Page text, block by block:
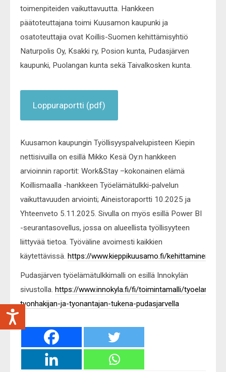
toimenpiteiden vaikuttavuutta. Hankkeen
päätoteuttajana toimi Kuusamon kaupunki ja
osatoteuttajia ovat Koillis-Suomen kehittämisyhtiö
Naturpolis Oy, Ksakki ry, Posion kunta, Pudasjärven
kaupunki, Puolangan kunta sekä Taivalkosken kunta.
Loppuraportti (pdf)
Kuusamon kaupungin Työllisyyspalvelupisteen Kiepin
nettisivuilla on esillä Mikko Kesä Oy:n hankkeen
arvioinnin raportit: Work&Stay –kokonainen elämä
Koillismaalla -hankkeen Työelämätulkki-palvelun
vaikuttavuuden arviointi; Aineistoraportti 10.2025 ja
Yhteenveto 5.11.2025. Sivulla on myös esillä Power BI
-seurantasovellus, jossa on alueellista työllisyyteen
liittyvää tietoa. Työväline avoimesti kaikkien
käytettävissä. https://www.kieppikuusamo.fi/kehittaminen
Pudasjärven työelämätulkkimalli on esillä Innokylän
sivustolla. https://www.innokyla.fi/fi/toimintamalli/
tyonhakijan-ja-tyonantajan-tukena-pudasjarvella